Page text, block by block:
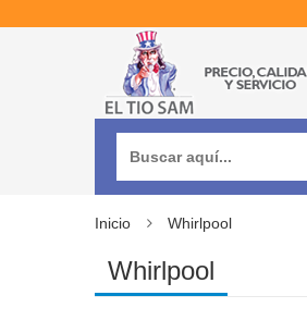
Inicio Whirlpool
Whirlpool